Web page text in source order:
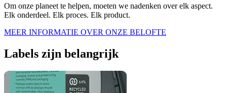
Om onze planeet te helpen, moeten we nadenken over elk aspect.
Elk onderdeel. Elk proces. Elk product.
MEER INFORMATIE OVER ONZE BELOFTE
Labels zijn belangrijk